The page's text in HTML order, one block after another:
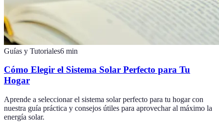
Guías y Tutoriales6 min
Cómo Elegir el Sistema Solar Perfecto para Tu
Hogar
Aprende a seleccionar el sistema solar perfecto para tu hogar con
nuestra guía práctica y consejos útiles para aprovechar al máximo la
energía solar.